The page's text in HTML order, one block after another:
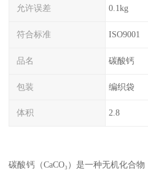
允许误差 0.1kg
符合标准 ISO9001
品名 碳酸钙
包装 编织袋
体积 2.8
碳酸钙（CaCO₃）是一种无机化合